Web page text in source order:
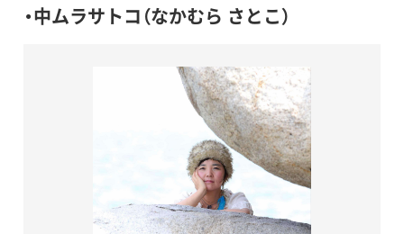
・中ムラサトコ（なかむら さとこ）